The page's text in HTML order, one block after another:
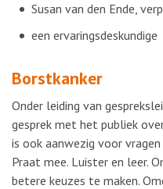
Susan van den Ende,
een ervaringsdeskundige
Borstkanker
Onder leiding van
gesprek met het publiek
is ook aanwezig voor
Praat mee. Luister en leer.
betere keuzes te maken.